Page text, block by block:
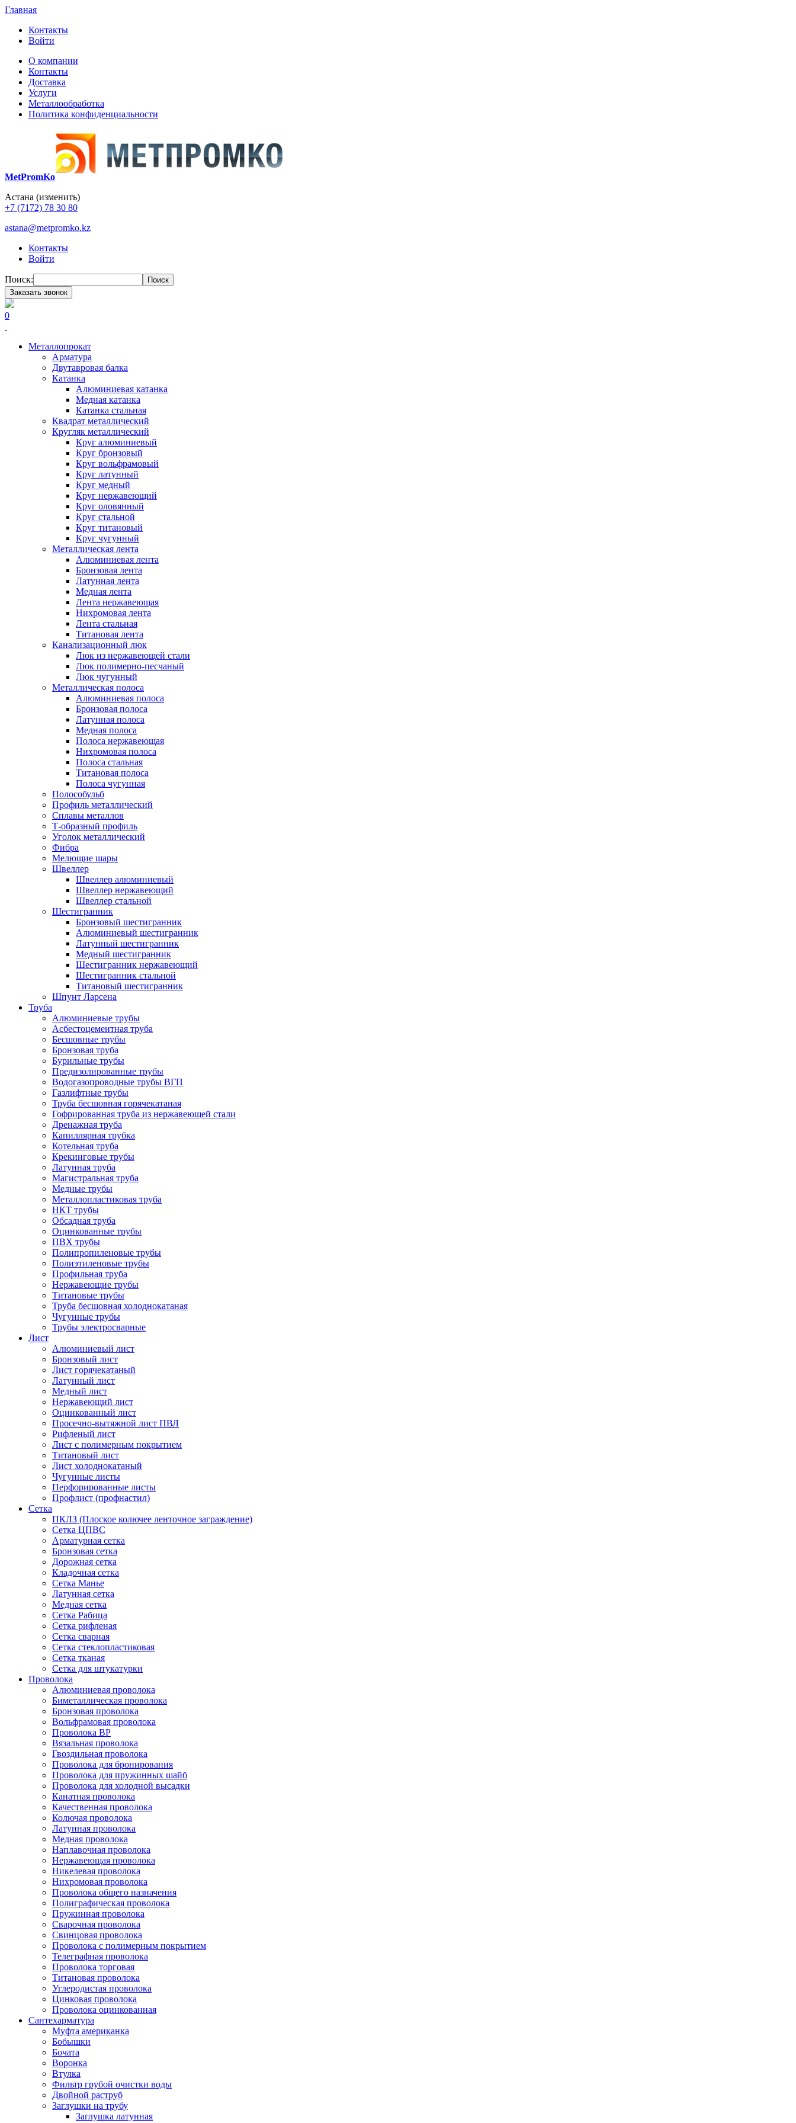
Главная
Контакты
Войти
О компании
Контакты
Доставка
Услуги
Металлообработка
Политика конфиденциальности
MetPromKo
Астана (изменить)
+7 (7172) 78 30 80
astana@metpromko.kz
Контакты
Войти
Поиск:
Поиск
Заказать звонок
0
Металлопрокат
Арматура
Двутавровая балка
Катанка
Алюминиевая катанка
Медная катанка
Катанка стальная
Квадрат металлический
Кругляк металлический
Круг алюминиевый
Круг бронзовый
Круг вольфрамовый
Круг латунный
Круг медный
Круг нержавеющий
Круг оловянный
Круг стальной
Круг титановый
Круг чугунный
Металлическая лента
Алюминиевая лента
Бронзовая лента
Латунная лента
Медная лента
Лента нержавеющая
Нихромовая лента
Лента стальная
Титановая лента
Канализационный люк
Люк из нержавеющей стали
Люк полимерно-песчаный
Люк чугунный
Металлическая полоса
Алюминиевая полоса
Бронзовая полоса
Латунная полоса
Медная полоса
Полоса нержавеющая
Нихромовая полоса
Полоса стальная
Титановая полоса
Полоса чугунная
Полособульб
Профиль металлический
Сплавы металлов
Т-образный профиль
Уголок металлический
Фибра
Мелющие шары
Швеллер
Швеллер алюминиевый
Швеллер нержавеющий
Швеллер стальной
Шестигранник
Бронзовый шестигранник
Алюминиевый шестигранник
Латунный шестигранник
Медный шестигранник
Шестигранник нержавеющий
Шестигранник стальной
Титановый шестигранник
Шпунт Ларсена
Труба
Алюминиевые трубы
Асбестоцементная труба
Бесшовные трубы
Бронзовая труба
Бурильные трубы
Предизолированные трубы
Водогазопроводные трубы ВГП
Газлифтные трубы
Труба бесшовная горячекатаная
Гофрированная труба из нержавеющей стали
Дренажная труба
Капиллярная трубка
Котельная труба
Крекинговые трубы
Латунная труба
Магистральная труба
Медные трубы
Металлопластиковая труба
НКТ трубы
Обсадная труба
Оцинкованные трубы
ПВХ трубы
Полипропиленовые трубы
Полиэтиленовые трубы
Профильная труба
Нержавеющие трубы
Титановые трубы
Труба бесшовная холоднокатаная
Чугунные трубы
Трубы электросварные
Лист
Алюминиевый лист
Бронзовый лист
Лист горячекатаный
Латунный лист
Медный лист
Нержавеющий лист
Оцинкованный лист
Просечно-вытяжной лист ПВЛ
Рифленый лист
Лист с полимерным покрытием
Титановый лист
Лист холоднокатаный
Чугунные листы
Перфорированные листы
Профлист (профнастил)
Сетка
ПКЛЗ (Плоское колючее ленточное заграждение)
Сетка ЦПВС
Арматурная сетка
Бронзовая сетка
Дорожная сетка
Кладочная сетка
Сетка Манье
Латунная сетка
Медная сетка
Сетка Рабица
Сетка рифленая
Сетка сварная
Сетка стеклопластиковая
Сетка тканая
Сетка для штукатурки
Проволока
Алюминиевая проволока
Биметаллическая проволока
Бронзовая проволока
Вольфрамовая проволока
Проволока ВР
Вязальная проволока
Гвоздильная проволока
Проволока для бронирования
Проволока для пружинных шайб
Проволока для холодной высадки
Канатная проволока
Качественная проволока
Колючая проволока
Латунная проволока
Медная проволока
Наплавочная проволока
Нержавеющая проволока
Никелевая проволока
Нихромовая проволока
Проволока общего назначения
Полиграфическая проволока
Пружинная проволока
Сварочная проволока
Свинцовая проволока
Проволока с полимерным покрытием
Телеграфная проволока
Проволока торговая
Титановая проволока
Углеродистая проволока
Цинковая проволока
Проволока оцинкованная
Сантехарматура
Муфта американка
Бобышки
Бочата
Воронка
Втулка
Фильтр грубой очистки воды
Двойной раструб
Заглушки на трубу
Заглушка латунная